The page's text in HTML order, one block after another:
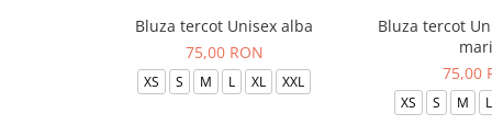
Bluza tercot Unisex alba
75,00 RON
XS S M L XL XXL
Bluza tercot
75,00
XS S M L